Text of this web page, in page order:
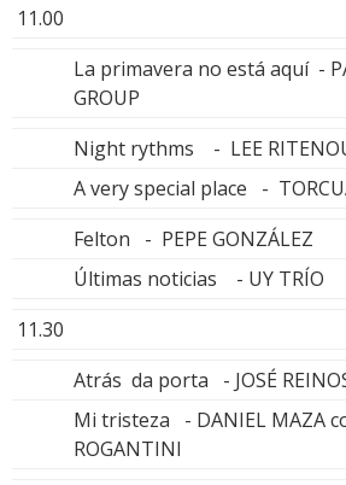
11.00
La primavera no está aquí -
GROUP
Night rythms - LEE
A very special place -
Felton - PEPE GONZÁLEZ
Últimas noticias - UY TRÍO
11.30
Atrás da porta - JOSÉ
Mi tristeza - DANIEL MAZA
ROGANTINI